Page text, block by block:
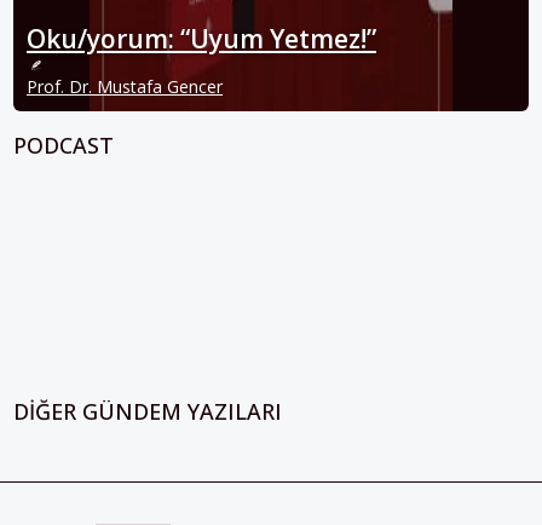
Oku/yorum: “Uyum Yetmez!”
Prof. Dr. Mustafa Gencer
PODCAST
DIĞER GÜNDEM YAZILARI